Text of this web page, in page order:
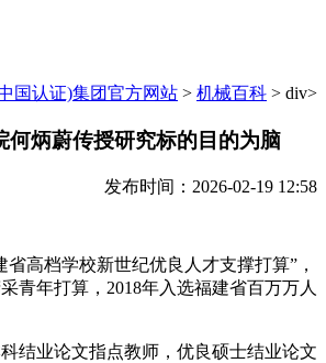
国认证)集团官方网站 > 机械百科 > div>
何炳蔚传授研究标的目的为脑
发布时间：2026-02-19 12:58
高档学校新世纪优良人才支撑打算”，
青年打算，2018年入选福建省百万万人
业论文指点教师，优良硕士结业论文